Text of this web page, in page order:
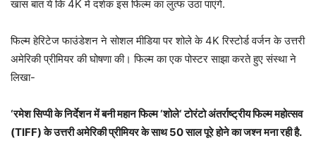
खास बात ये कि 4K में दर्शक इस फिल्म का लुत्फ उठा पाएंगे.
फिल्म हेरिटेज फाउंडेशन ने सोशल मीडिया पर शोले के 4K रिस्टोर्ड वर्जन के उत्तरी
अमेरिकी प्रीमियर की घोषणा की। फिल्म का एक पोस्टर साझा करते हुए संस्था ने
लिखा-
‘रमेश सिप्पी के निर्देशन में बनी महान फिल्म‘शोले‘टोरंटो अंतर्राष्ट्रीय फिल्म महोत्सव
(TIFF)के उत्तरी अमेरिकी प्रीमियर के साथ 50 साल पूरे होने का जश्न मना रही है.